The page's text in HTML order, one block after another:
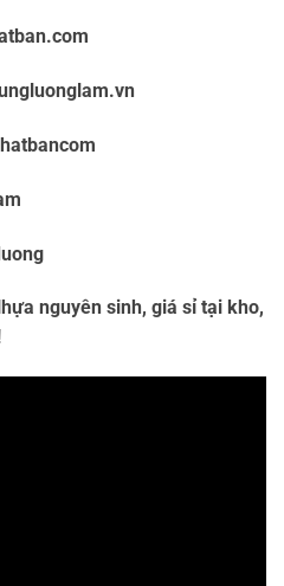
nguyên sinh, giá sỉ tại kho,